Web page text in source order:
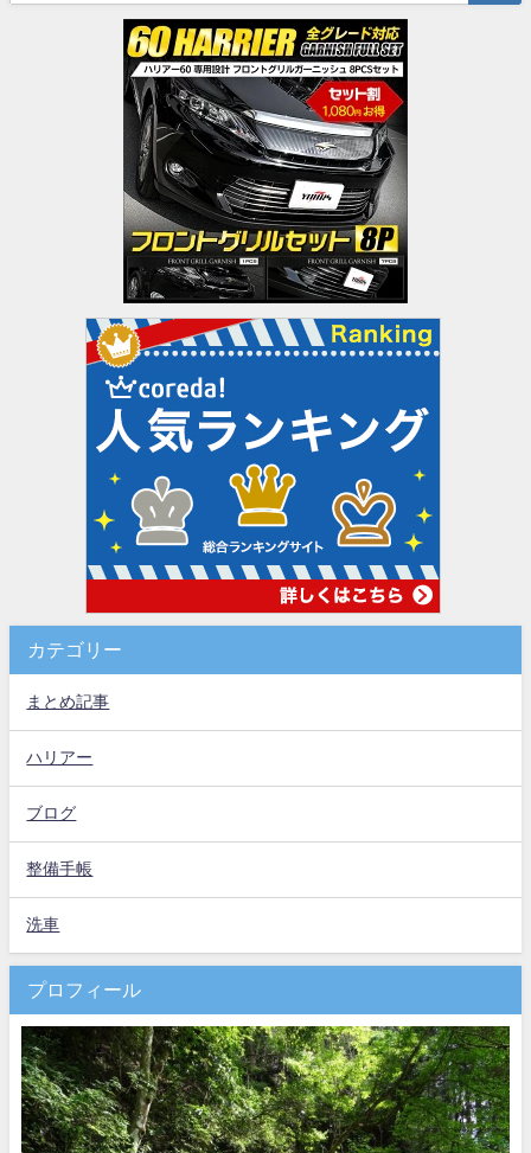
カテゴリー
まとめ記事
ハリアー
ブログ
整備手帳
洗車
プロフィール